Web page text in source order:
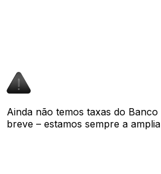
Ainda não temos taxas do
breve – estamos sempre a